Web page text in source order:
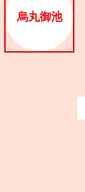
烏丸御池